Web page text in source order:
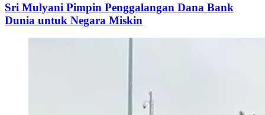
Sri Mulyani Pimpin Penggalangan Dana Bank
Dunia untuk Negara Miskin